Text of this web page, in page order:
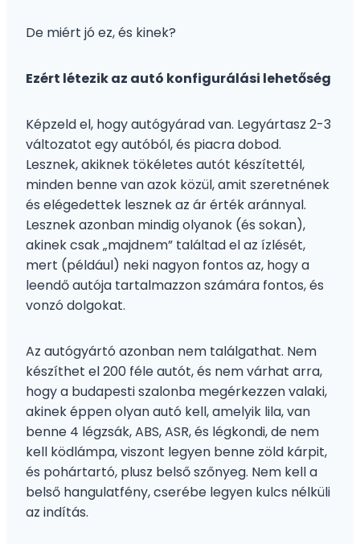
De miért jó ez, és kinek?
Ezért létezik az autó konfigurálási lehetőség
Képzeld el, hogy autógyárad van. Legyártasz 2-3
változatot egy autóból, és piacra dobod.
Lesznek, akiknek tökéletes autót készítettél,
minden benne van azok közül, amit szeretnének
és elégedettek lesznek az ár érték aránnyal.
Lesznek azonban mindig olyanok (és sokan),
akinek csak „majdnem” találtad el az ízlését,
mert (például) neki nagyon fontos az, hogy a
leendő autója tartalmazzon számára fontos, és
vonzó dolgokat.
Az autógyártó azonban nem találgathat. Nem
készíthet el 200 féle autót, és nem várhat arra,
hogy a budapesti szalonba megérkezzen valaki,
akinek éppen olyan autó kell, amelyik lila, van
benne 4 légzsák, ABS, ASR, és légkondi, de nem
kell ködlámpa, viszont legyen benne zöld kárpit,
és pohártartó, plusz belső szőnyeg. Nem kell a
belső hangulatfény, cserébe legyen kulcs nélküli
az indítás.